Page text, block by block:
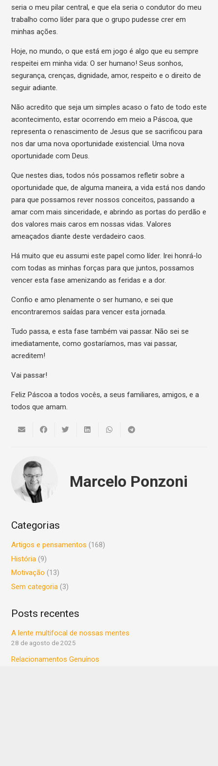
seria o meu pilar central, e que ela seria o condutor do meu
trabalho como líder para que o grupo pudesse crer em
minhas ações.
Hoje, no mundo, o que está em jogo é algo que eu sempre
respeitei em minha vida: O ser humano! Seus sonhos,
segurança, crenças, dignidade, amor, respeito e o direito de
seguir adiante.
Não acredito que seja um simples acaso o fato de todo este
acontecimento, estar ocorrendo em meio a Páscoa, que
representa o renascimento de Jesus que se sacrificou para
nos dar uma nova oportunidade existencial. Uma nova
oportunidade com Deus.
Que nestes dias, todos nós possamos refletir sobre a
oportunidade que, de alguma maneira, a vida está nos dando
para que possamos rever nossos conceitos, passando a
amar com mais sinceridade, e abrindo as portas do perdão e
dos valores mais caros em nossas vidas. Valores
ameaçados diante deste verdadeiro caos.
Há muito que eu assumi este papel como líder. Irei honrá-lo
com todas as minhas forças para que juntos, possamos
vencer esta fase amenizando as feridas e a dor.
Confio e amo plenamente o ser humano, e sei que
encontraremos saídas para vencer esta jornada.
Tudo passa, e esta fase também vai passar. Não sei se
imediatamente, como gostaríamos, mas vai passar,
acreditem!
Vai passar!
Feliz Páscoa a todos vocês, a seus familiares, amigos, e a
todos que amam.
Marcelo Ponzoni
Categorias
Artigos e pensamentos (168)
História(9)
Motivação (13)
Sem categoria(3)
Posts recentes
A lente multifocal de nossas mentes
28 de agosto de 2025
Relacionamentos Genuínos